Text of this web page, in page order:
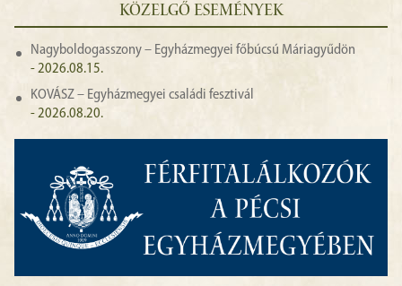
KÖZELGŐ ESEMÉNYEK
Nagyboldogasszony – Egyházmegyei főbúcsú Máriagyűdön
- 2026.08.15.
KOVÁSZ – Egyházmegyei családi fesztivál
- 2026.08.20.